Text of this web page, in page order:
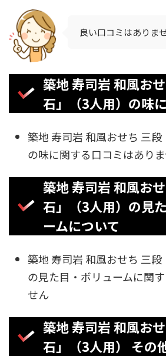
良い口コミはありま
築地 寿司岩 和風お
石」（3人用）の味
築地 寿司岩 和風おせち 三段
の味に関する口コミはあり
築地 寿司岩 和風お
石」（3人用）の見
ームについて
築地 寿司岩 和風おせち 三段
の見た目・ボリュームに関
せん
築地 寿司岩 和風お
石」（3人用） その